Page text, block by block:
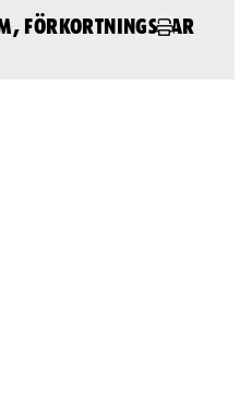
förkortningsbar